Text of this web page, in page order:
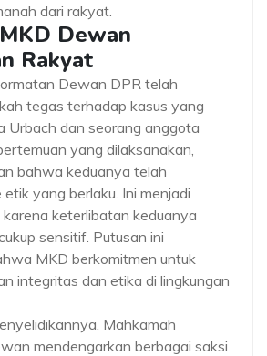
dari rakyat.
Dewan
Rakyat
Dewan DPR telah
tegas terhadap kasus yang
Urbach dan seorang anggota
yang dilaksanakan,
bahwa keduanya telah
yang berlaku. Ini menjadi
keterlibatan keduanya
sensitif. Putusan ini
MKD berkomitmen untuk
integritas dan etika di lingkungan
Mahkamah
mendengarkan berbagai saksi